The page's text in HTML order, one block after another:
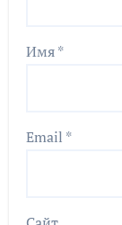
Имя*
Email *